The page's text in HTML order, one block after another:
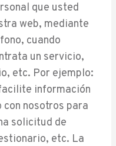
que usted
web, mediante
cuando
un servicio,
etc. Por ejemplo:
información
con nosotros para
solicitud de
etc. La